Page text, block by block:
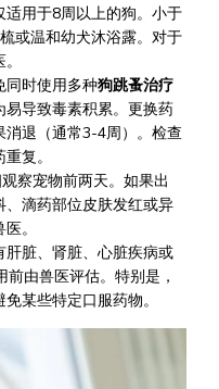
适用于8周以上的狗。小于
或温和幼犬沐浴露。对于
同时使用多种狗跳蚤治疗
易导致毒素积累。更换药
消退（通常3-4周）。检查
复。
察宠物前两天。如果出
滴药部位皮肤发红或异
。
肝脏、肾脏、心脏疾病或
由兽医评估。特别是，
某些特定口服药物。